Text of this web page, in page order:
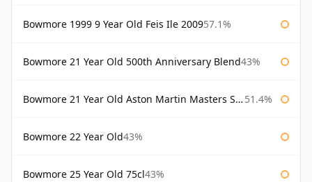
Bowmore 1999 9 Year Old Feis Ile 200957.1%
Bowmore 21 Year Old 500th Anniversary Blend43%
Bowmore 21 Year Old Aston Martin Masters Selection 2024 51.4%
Bowmore 22 Year Old43%
Bowmore 25 Year Old 75cl43%